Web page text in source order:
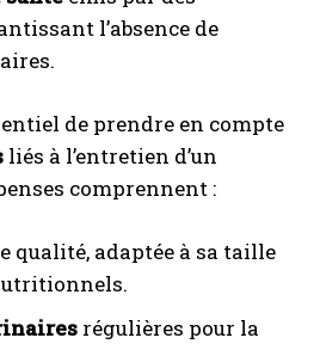
l’absence de
de prendre en compte
liés à l’entretien d’un
comprennent :
qualité, adaptée à sa taille
régulières pour la